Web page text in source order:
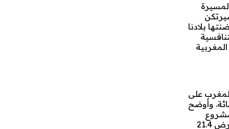
مسيرتكن
احتضنتها بلادنا
على
العيون، تتقدم بوتيرة متسارعة، حيث تجاوزت نسبة الإنجاز 23 في المائة. وأوضح
جزءا من مشروع
الطريق السريع تيزنيت-الداخلة، تندرج في إطار النموذج التنموي الجديد للأقاليم الجنوبية، سيتم انجازها على طول 1648 مترا، وعرض 21.4